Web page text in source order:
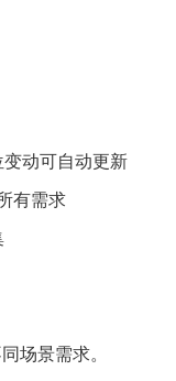
动可自动更新
有需求
场景需求。